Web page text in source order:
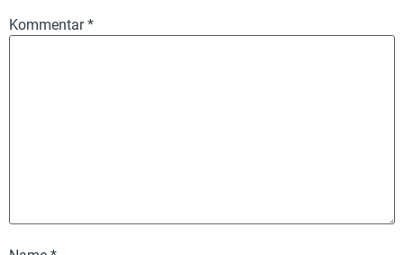
Kommentar*